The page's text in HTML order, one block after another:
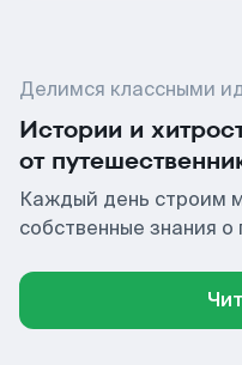
Делимся классными
Истории и
от
Каждый день строим
собственные знания о